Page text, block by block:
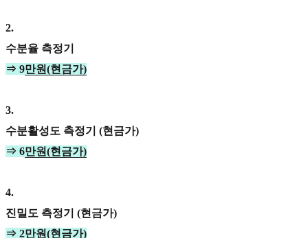
2.
수분율 측정기
⇒ 9만원(현금가)
3.
수분활성도 측정기 (현금가)
⇒ 6만원(현금가)
4.
진밀도 측정기 (현금가)
⇒ 2만원(현금가)